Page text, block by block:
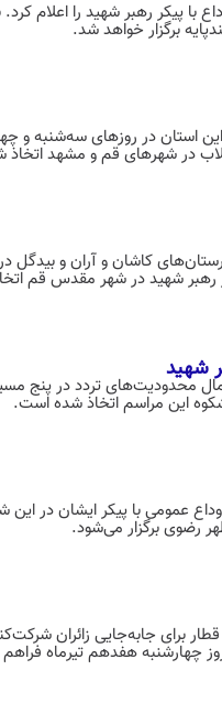
با پیکر رهبر شهید را اعلام
برگزار خواهد شد.
در شهرهای قم و مشهد
رهبر شهید در شهر مقدس قم
شهید
محدودیت‌های تردد در پنج
این مراسم اتخاذ شده است.
عمومی با پیکر ایشان در این
وزارت حمل‌ونقل عراق با صدور بیانیه‌ای از اختصاص ۴۰۰ دستگاه
روز چهارشنبه هفدهم تیرماه